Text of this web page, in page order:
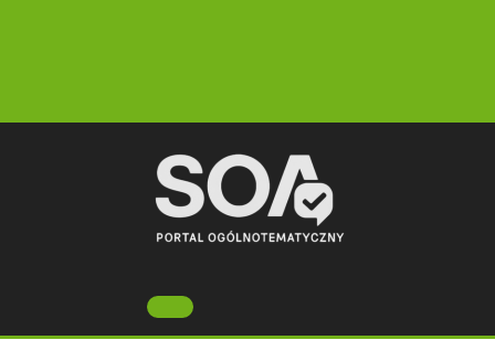
Open